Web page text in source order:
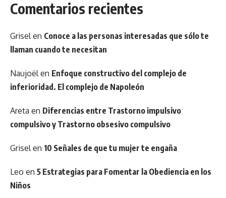
Comentarios recientes
Griselen Conoce a las personas interesadas que sólo te
llaman cuando te necesitan
Naujoëlen Enfoque constructivo del complejo de
inferioridad. El complejo de Napoleón
Areta en Diferencias entre Trastorno impulsivo
compulsivo y Trastorno obsesivo compulsivo
Griselen 10 Señales de que tu mujer te engaña
Leo en 5 Estrategias para Fomentar la Obediencia en los
Niños